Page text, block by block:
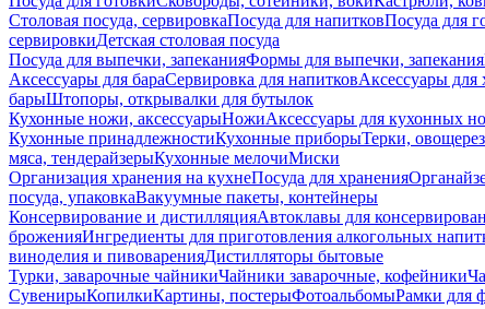
Столовая посуда, сервировкаПосуда для напитковПосуда для
сервировкиДетская столовая посуда
Посуда для выпечки, запеканияФормы для выпечки, запекания
Аксессуары для бараСервировка для напитковАксессуары для
барыШтопоры, открывалки для бутылок
Кухонные ножи, аксессуарыНожиАксессуары для кухонных
Кухонные принадлежностиКухонные приборыТерки,
мяса, тендерайзерыКухонные мелочиМиски
Организация хранения на кухнеПосуда для хранения
посуда, упаковкаВакуумные пакеты, контейнеры
Консервирование и дистилляцияАвтоклавы для
броженияИнгредиенты для приготовления алкогольных
виноделия и пивоваренияДистилляторы бытовые
Турки, заварочные чайникиЧайники заварочные, кофейники
СувенирыКопилкиКартины, постерыФотоальбомыРамки для